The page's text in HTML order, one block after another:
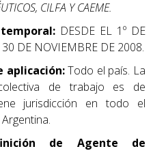
CILFA Y CAEME.
DESDE EL 1º DE
DE NOVIEMBRE DE 2008.
aplicación:Todo el país. La
de trabajo es de
jurisdicción en todo el
de Agente de